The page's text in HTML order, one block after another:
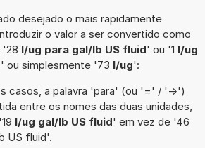
desejado o mais rapidamente
o valor a ser convertido como
'28 l/ug para gal/lb US fluid' ou '1 l/ug
' ou simplesmente '73 l/ug':
casos, a palavra 'para' (ou '=' / '->')
entre os nomes das duas unidades,
l/ug gal/lb US fluid' em vez de '46
US fluid'.